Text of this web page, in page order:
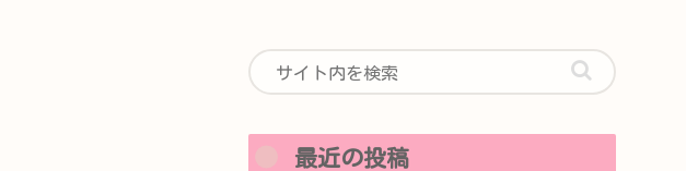
最近の投稿